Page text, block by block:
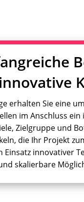
erhalten Sie eine
im Anschluss ein
Zielgruppe und
die Ihr Projekt
Einsatz innovativer
skalierbare